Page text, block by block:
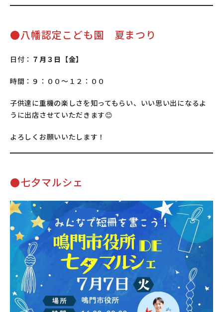
●八幡認定こども園 夏まつり
日付： ７月３日【金】
時間：９：００～１２：００
子供達に重機の楽しさを知ってもらい、いい思い出になるよ
うに出店させていただきます😊
よろしくお願いいたします！
●七夕マルシェ